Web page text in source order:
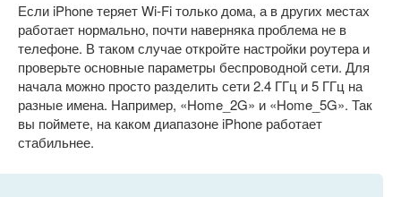
Если iPhone теряет Wi-Fi только дома, а в других местах
работает нормально, почти наверняка проблема не в
телефоне. В таком случае откройте настройки роутера и
проверьте основные параметры беспроводной сети. Для
начала можно просто разделить сети 2.4 ГГц и 5 ГГц на
разные имена. Например, «Home_2G» и «Home_5G». Так
вы поймете, на каком диапазоне iPhone работает
стабильнее.